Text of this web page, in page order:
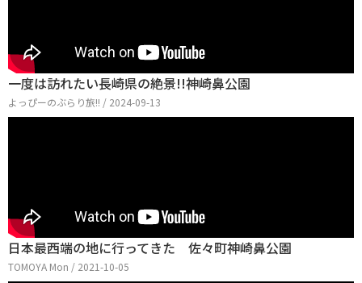
一度は訪れたい長崎県の絶景!!神崎鼻公園
よっぴーのぶらり旅!! / 2024-09-13
日本最西端の地に行ってきた 佐々町神崎鼻公園
TOMOYA Mon / 2021-10-05